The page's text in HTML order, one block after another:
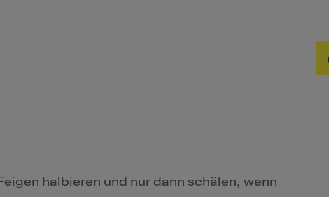
halbieren und nur dann schälen, wenn